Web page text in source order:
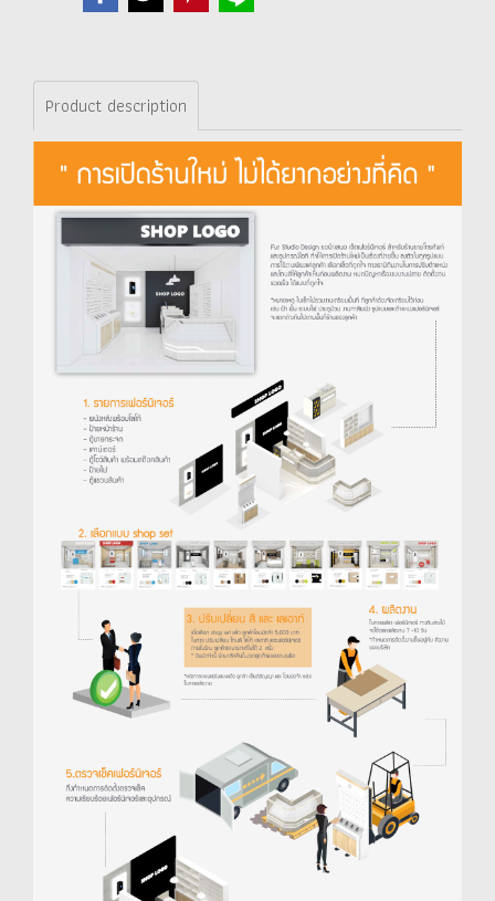
Product description